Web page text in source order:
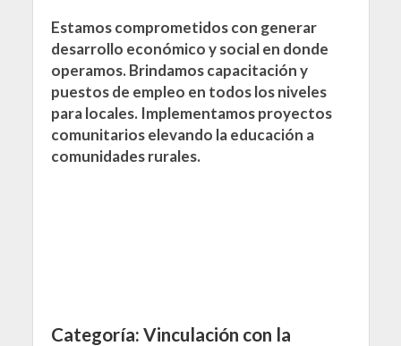
Estamos comprometidos con generar
desarrollo económico y social en donde
operamos. Brindamos capacitación y
puestos de empleo en todos los niveles
para locales. Implementamos proyectos
comunitarios elevando la educación a
comunidades rurales.
Categoría: Vinculación con la